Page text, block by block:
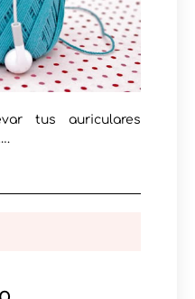
tus auriculares